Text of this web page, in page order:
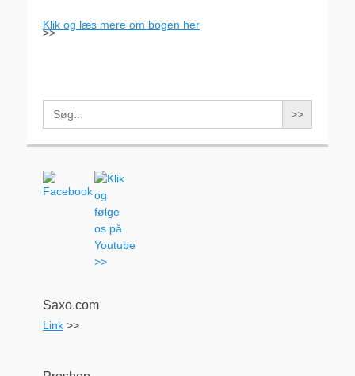
Klik og læs mere om bogen her
>>
Search
for:
Saxo.com
Link >>